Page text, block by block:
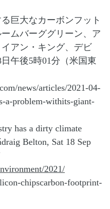
巨大なカーボンフット
ムバーググリーン、ア
アン・キング、デビ
午後5時01分（米国東
news/articles/2021-04-
a-problem-withits-giant-
has a dirty climate
Belton, Sat 18 Sep
2021/
chipscarbon-footprint-